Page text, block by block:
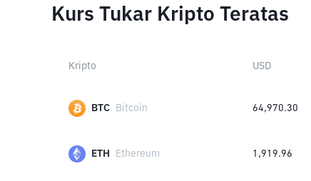
Kurs Tukar Kripto Teratas
Kripto USD
BTC Bitcoin 64,970.30
ETH Ethereum 1,919.96